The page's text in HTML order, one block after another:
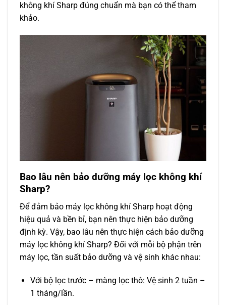
không khí Sharp đúng chuẩn mà bạn có thể tham
khảo.
Bao lâu nên bảo dưỡng máy lọc không khí
Sharp?
Để đảm bảo máy lọc không khí Sharp hoạt động
hiệu quả và bền bỉ, bạn nên thực hiện bảo dưỡng
định kỳ. Vậy, bao lâu nên thực hiện cách bảo dưỡng
máy lọc không khí Sharp? Đối với mỗi bộ phận trên
máy lọc, tần suất bảo dưỡng và vệ sinh khác nhau:
Với bộ lọc trước – màng lọc thô: Vệ sinh 2 tuần –
1 tháng/lần.